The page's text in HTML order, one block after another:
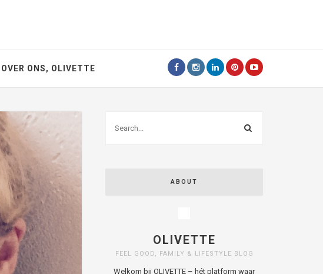
OVER ONS, OLIVETTE
ABOUT
OLIVETTE
FEEL GOOD, FAMILY & LIFESTYLE BLOG
Welkom bij OLIVETTE – hét platform waar